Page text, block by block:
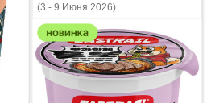
(3 - 9 Июня 2026)